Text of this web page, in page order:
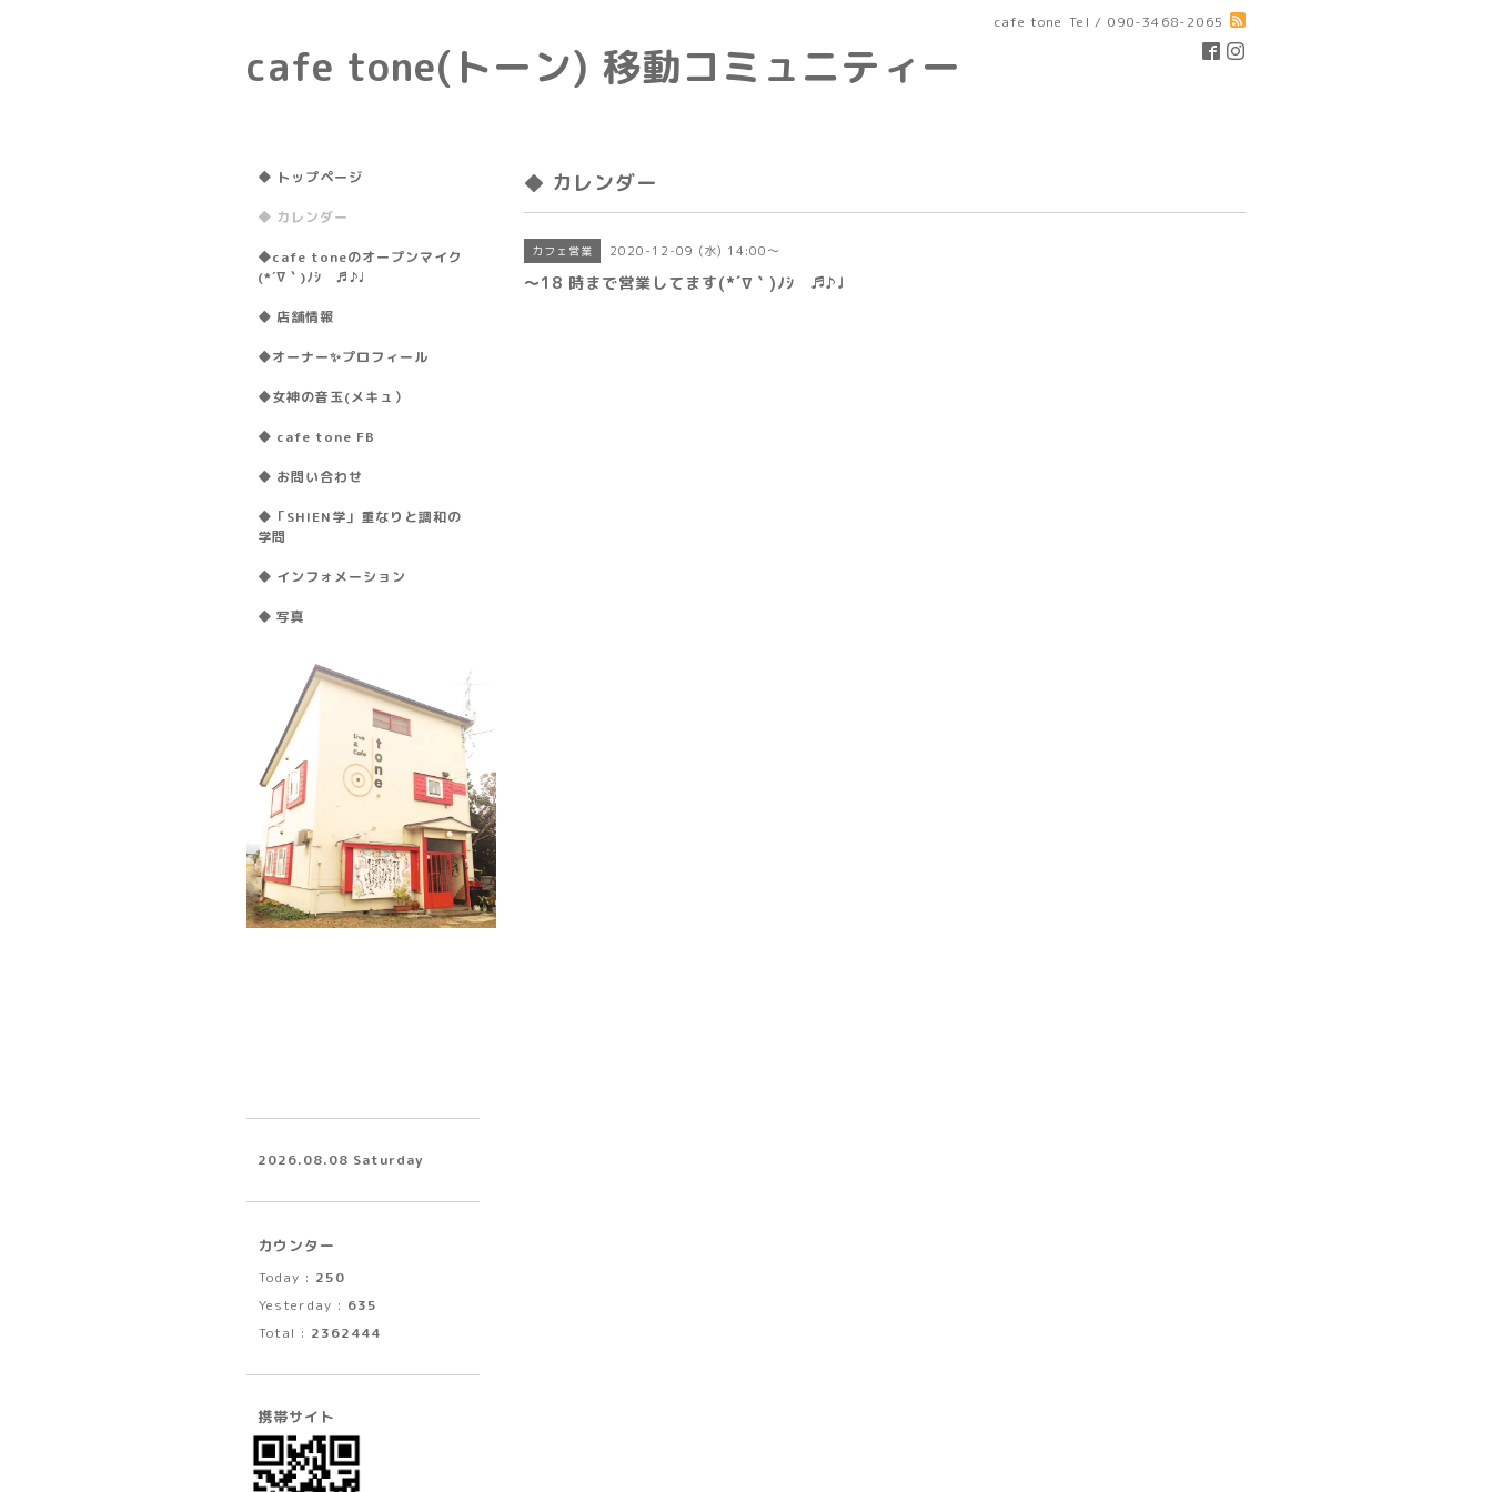
cafe tone Tel / 090-3468-2065
cafe tone(トーン) 移動コミュニティー
◆ カレンダー
カフェ営業 2020-12-09 (水) 14:00～
〜18 時まで営業してます(*´∇｀)ﾉｼ ♬♪♩
◆ トップページ
◆ カレンダー
◆cafe toneのオープンマイク
(*´∇｀)ﾉｼ ♬♪♩
◆ 店舗情報
◆オーナー✨プロフィール
◆女神の音玉(メキュ）
◆ cafe tone FB
◆ お問い合わせ
◆「SHIEN学」重なりと調和の
学問
◆ インフォメーション
◆ 写真
2026.08.08 Saturday
カウンター
Today : 250
Yesterday : 635
Total : 2362444
携帯サイト